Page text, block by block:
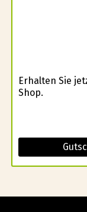
Erhalten Sie
Shop.